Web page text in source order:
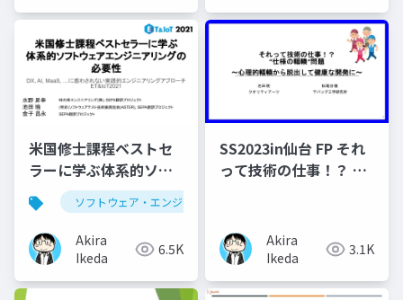
米国修士課程ベストセ
ラーに学ぶ体系的ソフ
トウェア・エンジニア
リングの必要性 ～
DX,AI,MaaS,…に惑わ
されない実践的エンジ
ニアリングアプローチ
ソフトウェア・エンジニアリング
Akira
Ikeda
6.5K
SS2023in仙台 FP それ
って技術の仕事！？ 仕
Akira
Ikeda
3.1K